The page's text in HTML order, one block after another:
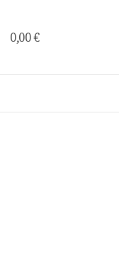
0,00€